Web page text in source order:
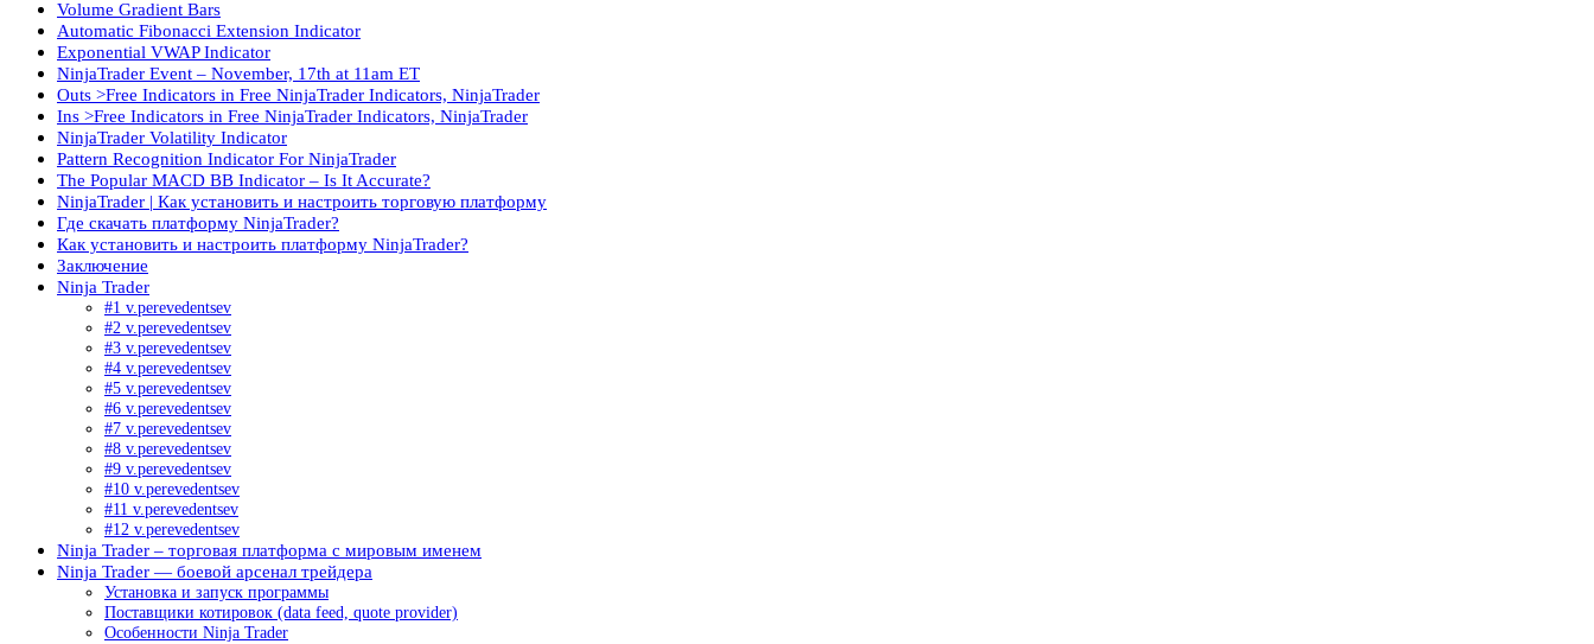
Volume Gradient Bars
Automatic Fibonacci Extension Indicator
Exponential VWAP Indicator
NinjaTrader Event – November, 17th at 11am ET
Outs >Free Indicators in Free NinjaTrader Indicators, NinjaTrader
Ins >Free Indicators in Free NinjaTrader Indicators, NinjaTrader
NinjaTrader Volatility Indicator
Pattern Recognition Indicator For NinjaTrader
The Popular MACD BB Indicator – Is It Accurate?
NinjaTrader | Как установить и настроить торговую платформу
Где скачать платформу NinjaTrader?
Как установить и настроить платформу NinjaTrader?
Заключение
Ninja Trader
#1 v.perevedentsev
#2 v.perevedentsev
#3 v.perevedentsev
#4 v.perevedentsev
#5 v.perevedentsev
#6 v.perevedentsev
#7 v.perevedentsev
#8 v.perevedentsev
#9 v.perevedentsev
#10 v.perevedentsev
#11 v.perevedentsev
#12 v.perevedentsev
Ninja Trader – торговая платформа с мировым именем
Ninja Trader — боевой арсенал трейдера
Установка и запуск программы
Поставщики котировок (data feed, quote provider)
Особенности Ninja Trader